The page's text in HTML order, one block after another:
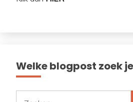
Welke blogpost zoek